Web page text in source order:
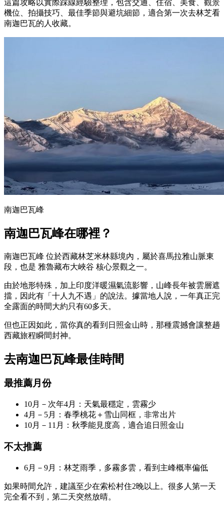
這篇攻略以實際踩線經驗整理，包含交通、住宿、美食、觀景
機位、拍攝技巧、最佳季節與避坑細節，適合第一次去林芝看
南迦巴瓦的人收藏。
南迦巴瓦峰
南迦巴瓦峰在哪裡？
南迦巴瓦峰 位於西藏林芝米林縣境內，屬於喜馬拉雅山脈東
段，也是 雅魯藏布大峽谷 核心景觀之一。
由於地形特殊，加上印度洋暖濕氣流影響，山峰長年被雲層遮
擋，因此有「十人九不遇」的說法。據當地人說，一年真正完
全露面的時間大約只有60多天。
但也正因如此，當你真的看到日照金山時，那種震撼會讓整趟
西藏旅程瞬間封神。
去南迦巴瓦峰最佳時間
最推薦月份
10月－次年4月：天氣最穩定，雲霧少
4月－5月：春季桃花＋雪山同框，非常出片
10月－11月：秋季能見度高，適合追日照金山
不太推薦
6月－9月：林芝雨季，多霧多雲，看到主峰概率偏低
如果時間允許，建議至少在索松村住2晚以上。很多人第一天
完全看不到，第二天突然放晴。